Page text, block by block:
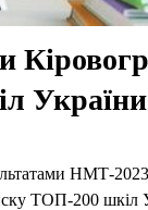
України
НМТ-
ТОП-200 шкіл